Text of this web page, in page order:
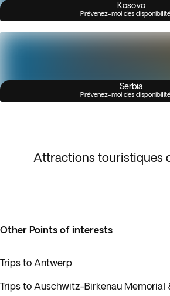
Kosovo
Prévenez-moi des
Serbia
Prévenez-moi des
Attractions touristiques
Other Points of interests
Trips to Antwerp
Trips to Auschwitz-Birkenau Memorial